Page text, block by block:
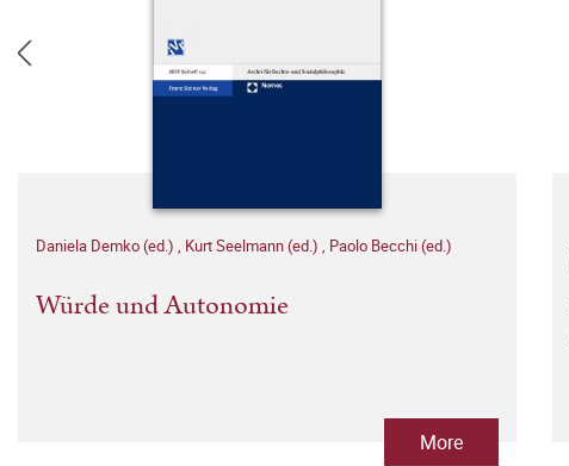
Daniela Demko (ed.) , Kurt Seelmann (ed.) , Paolo Becchi (ed.)
Würde und Autonomie
More